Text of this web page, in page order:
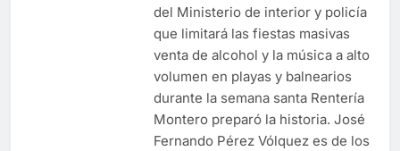
del Ministerio de interior y policía
que limitará las fiestas masivas
venta de alcohol y la música a alto
volumen en playas y balnearios
durante la semana santa Rentería
Montero preparó la historia. José
Fernando Pérez Vólquez es de los